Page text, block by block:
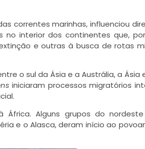
correntes marinhas, influenciou
interior dos continentes que,
e outras à busca de rotas
o sul da Ásia e a Austrália, a Ásia
iniciaram processos migratórios
Alguns grupos do
e o Alasca, deram início ao